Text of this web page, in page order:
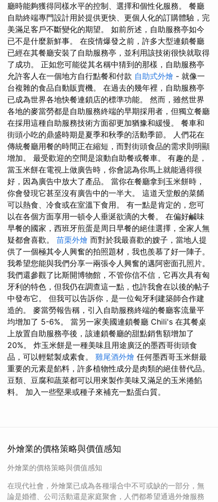
廳時能夠獲得同樣水平的控制、選擇和個性化服務。 餐廳
自助終端專門設計用於提供更快、更個人化的訂購體驗，完
美滿足客戶不斷變化的期望。 如前所述，自助服務亭如今
已不是什麼新鮮事。 在疫情爆發之前，許多大型連鎖餐廳
已經在其餐廳安裝了自助服務亭，並利用該技術很快就取得
了成功。 正如您可能從其名稱中猜到的那樣，自助服務亭
允許客人在一個地方自行點餐和付款 自助式外燴 - 就像一
台複雜的食品自動販賣機。 在過去的幾年裡，自助服務亭
已成為世界各地快餐連鎖店的標準功能。 然而，雖然世界
各地的麥當勞都是自助服務終端的早期採用者，但獨立餐廳
在採用這種自助服務技術方面卻更加猶豫和緩慢。 餐車和
街頭小吃的鼎盛時期是夏季和秋季的活動季節。 人們花在
傳統餐廳用餐的時間正在縮短，而對街頭食品的需求則明顯
增加。 最受歡迎的空間是滾動自助餐或餐車。 有趣的是，
當玉米餅在電視上做廣告時，你會認為你馬上就能過得很
好，因為廣告中放大了產品。 當你在餐廳拿到玉米餅時，
你會發現它甚至沒有廣告中的一半大。 這道天堂般的菜餚
可以熱食、冷食或在室溫下食用。 有一點是肯定的，您可
以在各個方面享用一頓令人垂涎欲滴的大餐。 在偏好鹹味
早餐的國家，西班牙煎蛋是周日早餐的絕佳選擇，全家人無
疑都會喜歡。 苗栗外燴 而對於我最喜歡的嫂子，當地人提
供了一個極其令人興奮的拍照題材，我也羨慕了好一陣子。
我希望您能與我們分享一兩張令人興奮的邁阿密面孔照片。
我們還參觀了比斯開博物館，不管你信不信，它再次具有匈
牙利的特色，但我仍在調查這一點，也許我會在以後的帖子
中發布它。 但我可以告訴你，是一位匈牙利建築師合作建
造的。 麥當勞報告稱，引入自助服務終端的餐廳客流量平
均增加了 5-6%。 當另一家美國連鎖餐廳 Chili's 在其餐桌
上放置自助服務亭後，該連鎖餐廳的甜點銷售額增加了
20%。 炸玉米餅是一種美味且用途廣泛的墨西哥街頭食
品，可以輕鬆製成素食。 雞尾酒外燴 任何墨西哥玉米餅最
重要的元素是餡料，許多植物性成分是肉類的絕佳替代品。
豆類、豆腐和蔬菜都可以用來製作美味又滿足的玉米捲餡
料。 加入一些堅果或種子來補充一點蛋白質。
外燴業的價格策略與價值感知
外燴業的價格策略與價值感知
在現代社會，外燴業已成為各種場合中不可或缺的一部分，無
論是婚禮、公司活動還是家庭聚會，人們都希望通過外燴服務